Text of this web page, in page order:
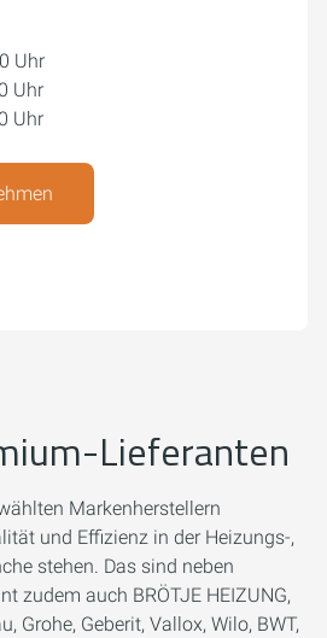
Uhr
Uhr
Uhr
Lieferanten
Markenherstellern
und Effizienz in der Heizungs-,
stehen. Das sind neben
zudem auch BRÖTJE HEIZUNG,
Grohe, Geberit, Vallox, Wilo, BWT,